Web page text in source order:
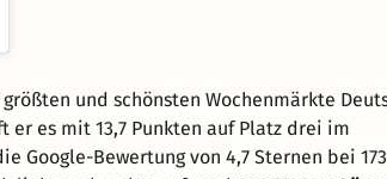
und schönsten Wochenmärkte
er es mit 13,7 Punkten auf Platz drei im
Google-Bewertung von 4,7 Sternen bei 173